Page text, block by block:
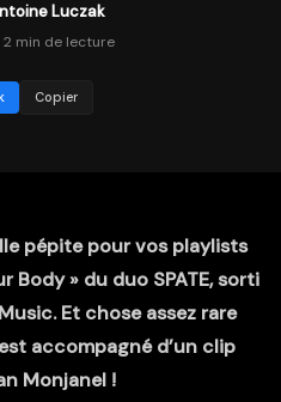
Luczak
2 min de lecture
Copier
pépite pour vos playlists
Body » du duo SPATE, sorti
Et chose assez rare
accompagné d’un clip
Monjanel !